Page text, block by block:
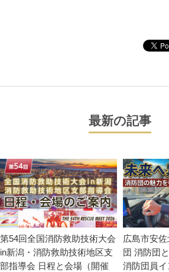
最新の記事
第54回全国消防救助技術大会
in新潟・消防救助技術地区支
部指導会 日程と会場（開催
広島市安
団 消防団
消防団員